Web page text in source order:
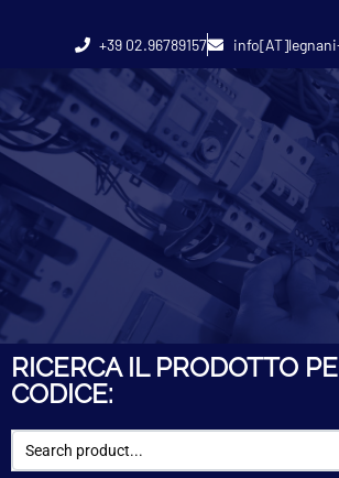
+39 02.96789157
RICERCA IL PRODOTTO
CODICE: